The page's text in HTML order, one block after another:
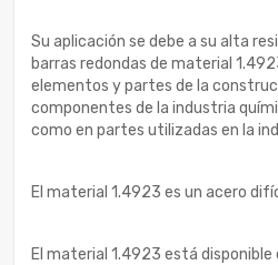
Su aplicación se debe a su alta
barras redondas de material
elementos y partes de la
componentes de la industria
como en partes utilizadas en la
El material 1.4923 es un acero
El material 1.4923 está disponible